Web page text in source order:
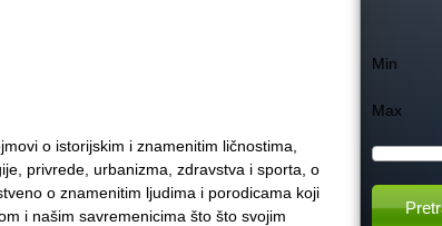
o istorijskim i znamenitim ličnostima,
privrede, urbanizma, zdravstva i sporta, o
o znamenitim ljudima i porodicama koji
i našim savremenicima što što svojim
h
Min
Max